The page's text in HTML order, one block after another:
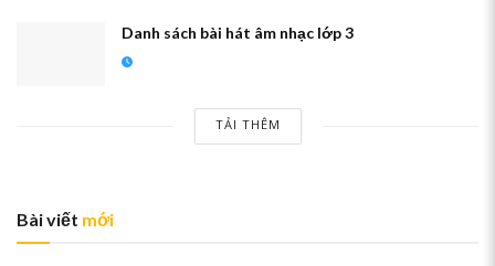
Danh sách bài hát âm nhạc lớp 3
TẢI THÊM
Bài viết mới